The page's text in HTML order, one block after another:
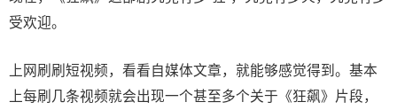
受欢迎。
上网刷刷短视频，看看自媒体文章，就能够感觉得到。基本
上每刷几条视频就会出现一个甚至多个关于《狂飙》片段，